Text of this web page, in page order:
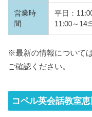
営業時
間
平日：
11:00～
※最新の情報について
ご確認ください。
コペル英会話教室